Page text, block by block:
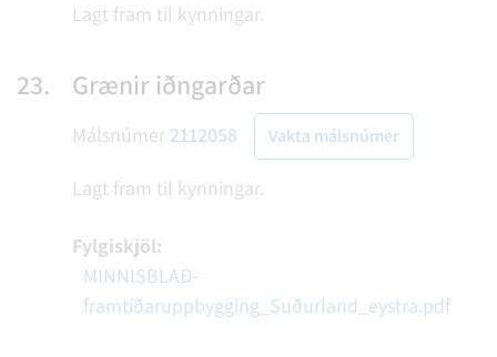
Lagt fram til kynningar.
23. Grænir iðngarðar
Málsnúmer 2112058 Vakta málsnúmer
Lagt fram til kynningar.
Fylgiskjöl:
MINNISBLAÐ-
framtíðaruppbygging_Suðurland_eystra.pdf